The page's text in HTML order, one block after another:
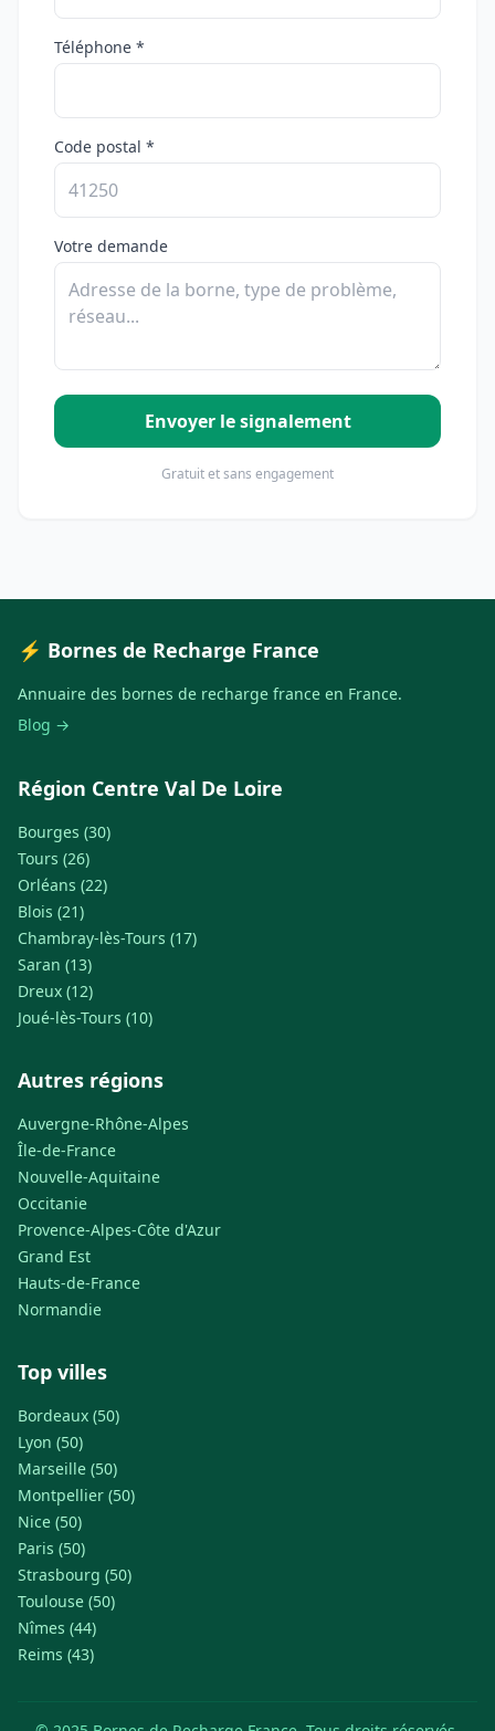
Téléphone *
Code postal *
Votre demande
Envoyer le signalement
Gratuit et sans engagement
⚡ Bornes de Recharge France
Annuaire des bornes de recharge france en France.
Blog →
Région Centre Val De Loire
Bourges (30)
Tours (26)
Orléans (22)
Blois (21)
Chambray-lès-Tours (17)
Saran (13)
Dreux (12)
Joué-lès-Tours (10)
Autres régions
Auvergne-Rhône-Alpes
Île-de-France
Nouvelle-Aquitaine
Occitanie
Provence-Alpes-Côte d'Azur
Grand Est
Hauts-de-France
Normandie
Top villes
Bordeaux (50)
Lyon (50)
Marseille (50)
Montpellier (50)
Nice (50)
Paris (50)
Strasbourg (50)
Toulouse (50)
Nîmes (44)
Reims (43)